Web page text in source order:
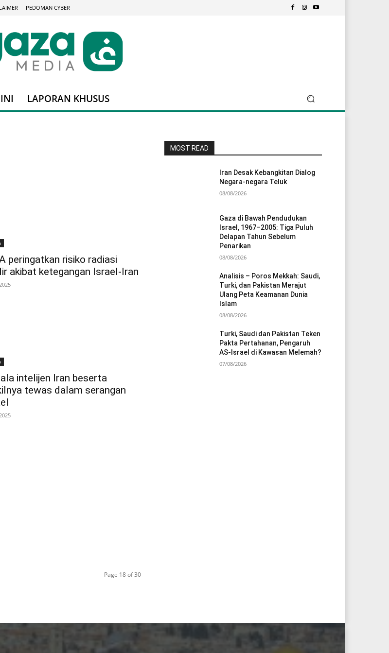
PEDOMAN CYBER
LAPORAN KHUSUS
peringatkan risiko radiasi
akibat ketegangan Israel-Iran
intelijen Iran beserta
tewas dalam serangan
Page 18 of 30
MOST READ
Iran Desak Kebangkitan Dialog
Negara-negara Teluk
08/08/2026
Gaza di Bawah Pendudukan
Israel, 1967–2005: Tiga Puluh
Delapan Tahun Sebelum
Penarikan
08/08/2026
Analisis – Poros Mekkah: Saudi,
Turki, dan Pakistan Merajut
Ulang Peta Keamanan Dunia
Islam
08/08/2026
Turki, Saudi dan Pakistan Teken
Pakta Pertahanan, Pengaruh
AS-Israel di Kawasan Melemah?
07/08/2026